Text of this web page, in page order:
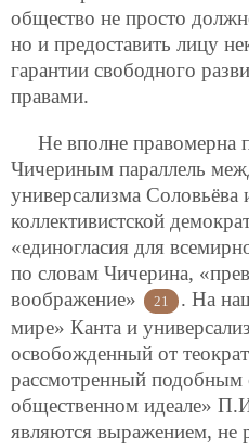
общество не просто
но и предоставить лицу
гарантии свободного
правами.
Не вполне правомерна
Чичериным параллель
универсализма Соловьёва
коллективистской
«единогласия для
по словам Чичерина,
воображение»
21
. На
мире» Канта и
освобожденный от
рассмотренный подобным
общественном идеале»
являются выражением, не